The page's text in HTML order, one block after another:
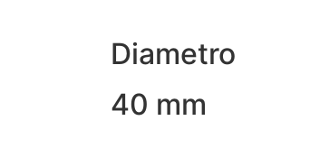
Diametro
40 mm